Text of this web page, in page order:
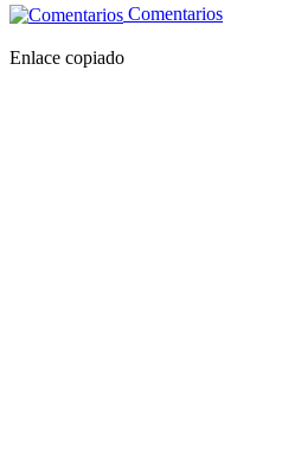
Comentarios
Enlace copiado